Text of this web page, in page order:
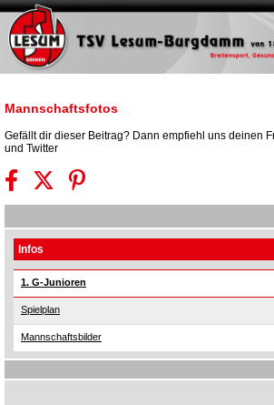
Mannschaftsfotos
Gefällt dir dieser Beitrag? Dann empfiehl uns deinen
und Twitter
Infos
1. G-Junioren
Spielplan
Mannschaftsbilder